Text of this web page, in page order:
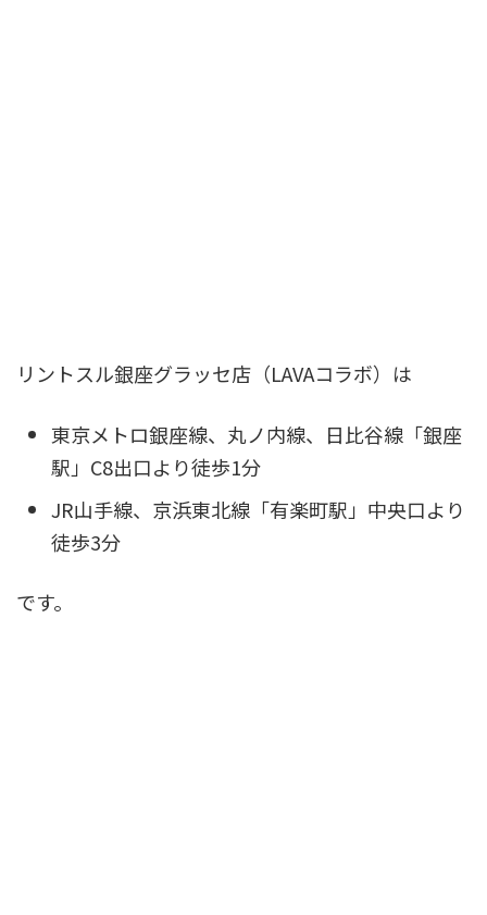
リントスル銀座グラッセ店（LAVAコラボ）は
東京メトロ銀座線、丸ノ内線、日比谷線「銀座
駅」C8出口より徒歩1分
JR山手線、京浜東北線「有楽町駅」中央口より
徒歩3分
です。